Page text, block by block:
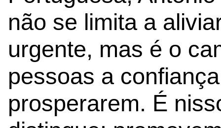
não se limita a
urgente, mas é o
pessoas a
prosperarem. É